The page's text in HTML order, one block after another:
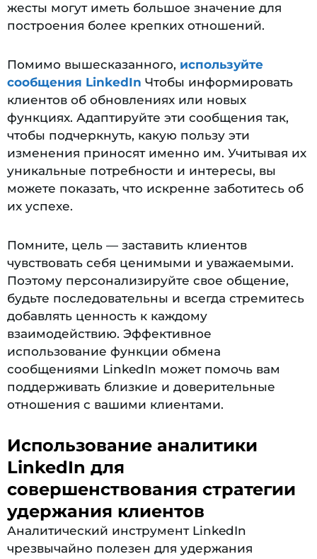
жесты могут иметь большое значение для
построения более крепких отношений.
Помимо вышесказанного, используйте
сообщения LinkedIn Чтобы информировать
клиентов об обновлениях или новых
функциях. Адаптируйте эти сообщения так,
чтобы подчеркнуть, какую пользу эти
изменения приносят именно им. Учитывая их
уникальные потребности и интересы, вы
можете показать, что искренне заботитесь об
их успехе.
Помните, цель — заставить клиентов
чувствовать себя ценимыми и уважаемыми.
Поэтому персонализируйте свое общение,
будьте последовательны и всегда стремитесь
добавлять ценность к каждому
взаимодействию. Эффективное
использование функции обмена
сообщениями LinkedIn может помочь вам
поддерживать близкие и доверительные
отношения с вашими клиентами.
Использование аналитики
LinkedIn для
совершенствования стратегии
удержания клиентов
Аналитический инструмент LinkedIn
чрезвычайно полезен для удержания